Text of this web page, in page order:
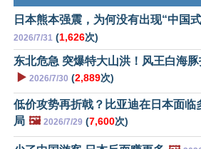
日本熊本强震，为何没有出现“中国
2026/7/31 (1,626次)
东北危急 突爆特大山洪！风王白海
▶️ 2026/7/30 (2,889次)
低价攻势再折戟？比亚迪在日本面临
局 🖼️ 2026/7/29 (7,600次)